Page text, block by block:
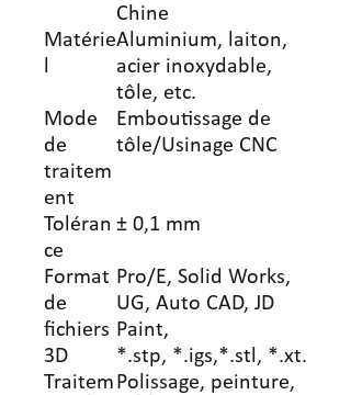
Chine
Matérie
l
Aluminium, laiton,
acier inoxydable,
tôle, etc.
Mode
de
traitem
ent
Emboutissage de
tôle/Usinage CNC
Toléran
ce
± 0,1 mm
Format
de
fichiers
3D
Pro/E, Solid Works,
UG, Auto CAD, JD
Paint,
*.stp, *.igs,*.stl, *.xt.
Traitem Polissage, peinture,